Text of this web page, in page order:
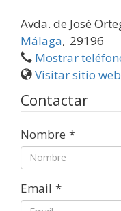
Avda. de José
Málaga, 29196
Mostrar
Visitar sitio web
Contactar
Nombre *
Email *